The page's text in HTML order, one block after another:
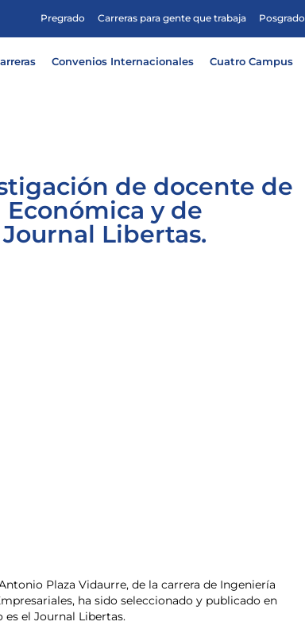
Pregrado Carreras para gente que trabaja Posgrado
Convenios Internacionales Cuatro Campus
de docente de
y de
Libertas.
Plaza Vidaurre, de la carrera de Ingeniería
ha sido seleccionado y publicado en
el Journal Libertas.